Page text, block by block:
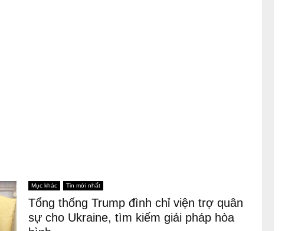
Mục khác Tin mới nhất
Tổng thống Trump đình chỉ viện trợ quân
sự cho Ukraine, tìm kiếm giải pháp hòa